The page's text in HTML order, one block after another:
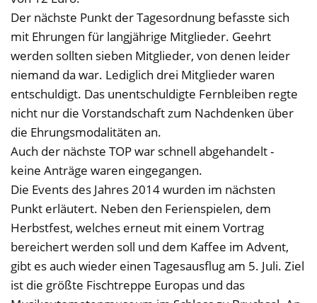
Der nächste Punkt der Tagesordnung befasste sich
mit Ehrungen für langjährige Mitglieder. Geehrt
werden sollten sieben Mitglieder, von denen leider
niemand da war. Lediglich drei Mitglieder waren
entschuldigt. Das unentschuldigte Fernbleiben regte
nicht nur die Vorstandschaft zum Nachdenken über
die Ehrungsmodalitäten an.
Auch der nächste TOP war schnell abgehandelt -
keine Anträge waren eingegangen.
Die Events des Jahres 2014 wurden im nächsten
Punkt erläutert. Neben den Ferienspielen, dem
Herbstfest, welches erneut mit einem Vortrag
bereichert werden soll und dem Kaffee im Advent,
gibt es auch wieder einen Tagesausflug am 5. Juli. Ziel
ist die größte Fischtreppe Europas und das